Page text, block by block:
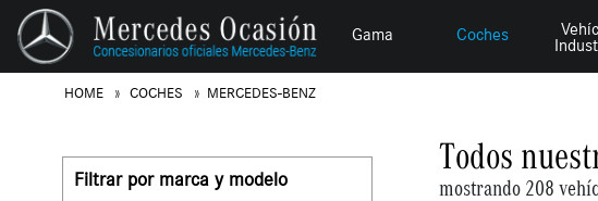
Gama Coches
HOME COCHES MERCEDES-BENZ
Filtrar por marca y modelo
Todos
mostrando 208